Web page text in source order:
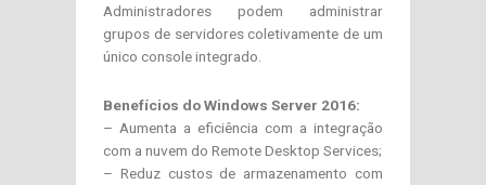
Administradores podem administrar
grupos de servidores coletivamente de um
único console integrado.
Benefícios do Windows Server 2016:
– Aumenta a eficiência com a integração
com a nuvem do Remote Desktop Services;
– Reduz custos de armazenamento com